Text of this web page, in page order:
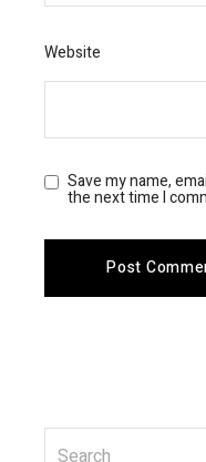
Website
Save my name,
the next time I
Post
search
for: